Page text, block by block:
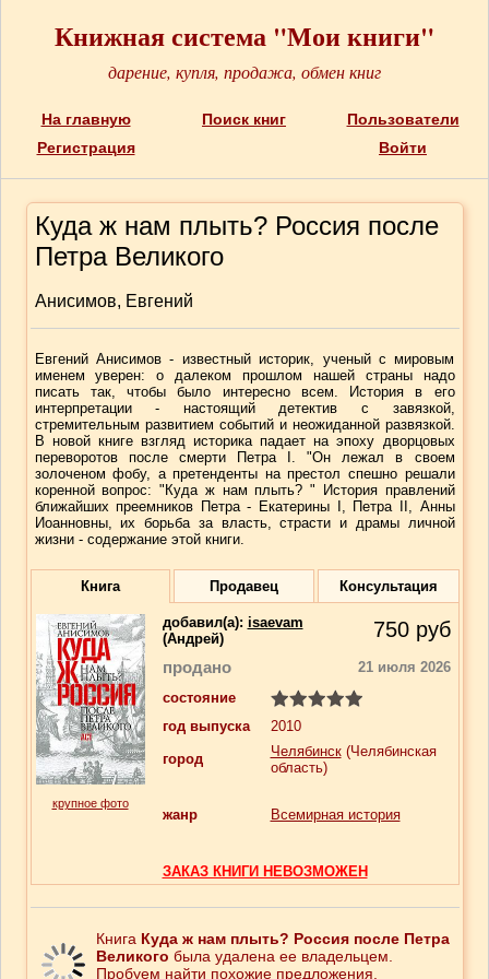
Книжная система "Мои книги"
дарение, купля, продажа, обмен книг
На главную Поиск книг
Пользователи
Регистрация
Войти
Куда ж нам плыть? Россия после
Петра Великого
Анисимов, Евгений
Евгений Анисимов - известный историк, ученый с мировым
именем уверен: о далеком прошлом нашей страны надо
писать так, чтобы было интересно всем. История в его
интерпретации - настоящий детектив с завязкой,
стремительным развитием событий и неожиданной развязкой.
В новой книге взгляд историка падает на эпоху дворцовых
переворотов после смерти Петра I. "Он лежал в своем
золоченом фобу, а претенденты на престол спешно решали
коренной вопрос: "Куда ж нам плыть? " История правлений
ближайших преемников Петра - Екатерины I, Петра II, Анны
Иоанновны, их борьба за власть, страсти и драмы личной
жизни - содержание этой книги.
Книга Продавец Консультация
крупное фото
добавил(a): isaevam
(Андрей)
750 руб
продано
21 июля 2026
состояние
год выпуска
2010
город
Челябинск(Челябинская
область)
жанр Всемирная история
ЗАКАЗ КНИГИ НЕВОЗМОЖЕН
Книга Куда ж нам плыть? Россия после Петра
Великого была удалена ее владельцем.
Пробуем найти похожие предложения.